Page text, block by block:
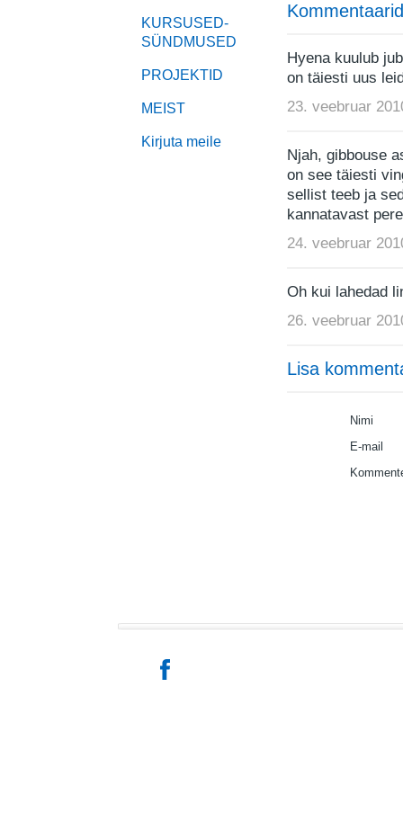
KURSUSED-
SÜNDMUSED
PROJEKTID
MEIST
Kirjuta meile
Hyena kuulub
on täiesti uus
23. veebruar
Njah, gibbouse
on see täiesti
sellist teeb ja
kannatavast
24. veebruar
Oh kui lahedad
26. veebruar
Lisa
Nimi
E-mail